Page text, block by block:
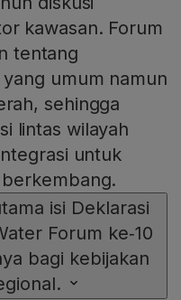
kawasan. Forum
tentang
umum namun
sehingga
lintas wilayah
untuk
isi Deklarasi
Forum ke‑10
bagi kebijakan